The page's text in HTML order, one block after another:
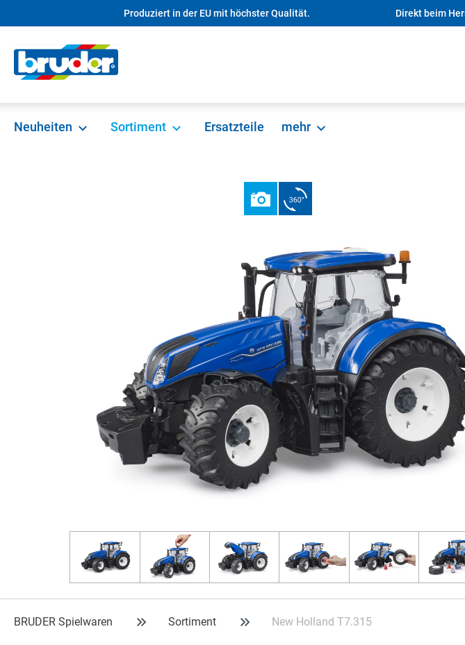
Zur Hauptnavigation springenProduziert in der EU mit höchster Qualität. Direkt beim
Neuheiten Sortiment Ersatzteile mehr
BRUDER Spielwaren Sortiment New Holland T7.315